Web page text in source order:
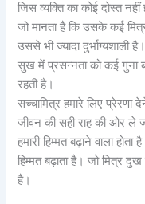
जिस व्यक्ति का कोई दोस्त नहीं
जो मानता है कि उसके कई
उससे भी ज्यादा दुर्भाग्यशाली
सुख में प्रसन्नता को कई गुना
रहती है।
सच्चामित्र हमारे लिए प्रेरणा
जीवन की सही राह की ओर ले
हमारी हिम्मत बढ़ाने वाला
हिम्मत बढ़ाता है। जो मित्र
है।